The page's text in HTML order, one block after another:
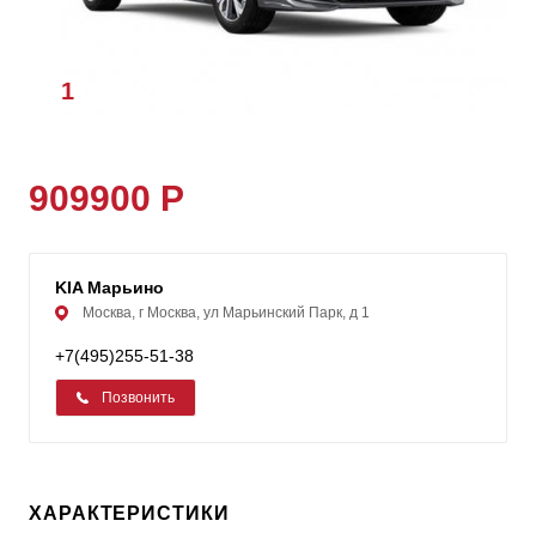
1
909900 Р
KIA Марьино
Москва, г Москва, ул Марьинский Парк, д 1
+7(495)255-51-38
Позвонить
ХАРАКТЕРИСТИКИ